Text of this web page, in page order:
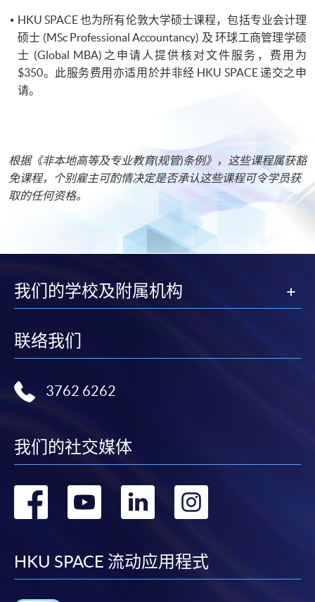
HKU SPACE 也为所有伦敦大学硕士课程，包括专业会计理
硕士 (MSc Professional Accountancy) 及 环球工商管理学​硕
士 (Global MBA)之申请人提供核对文件服务，费用为
$350。此服务费用亦适用於并非经 HKU SPACE 递交之申
请。
根据《非本地高等及专业教育(规管)条例》，这些课程属获豁
免课程，个别雇主可酌情决定是否承认这些课程可令学员获
取的任何资格。
我们的学校及附属机构
联络我们
3762 6262
我们的社交媒体
转
facebook
转
youtube
转
linkedin
HKU SPACE 流动应用程式